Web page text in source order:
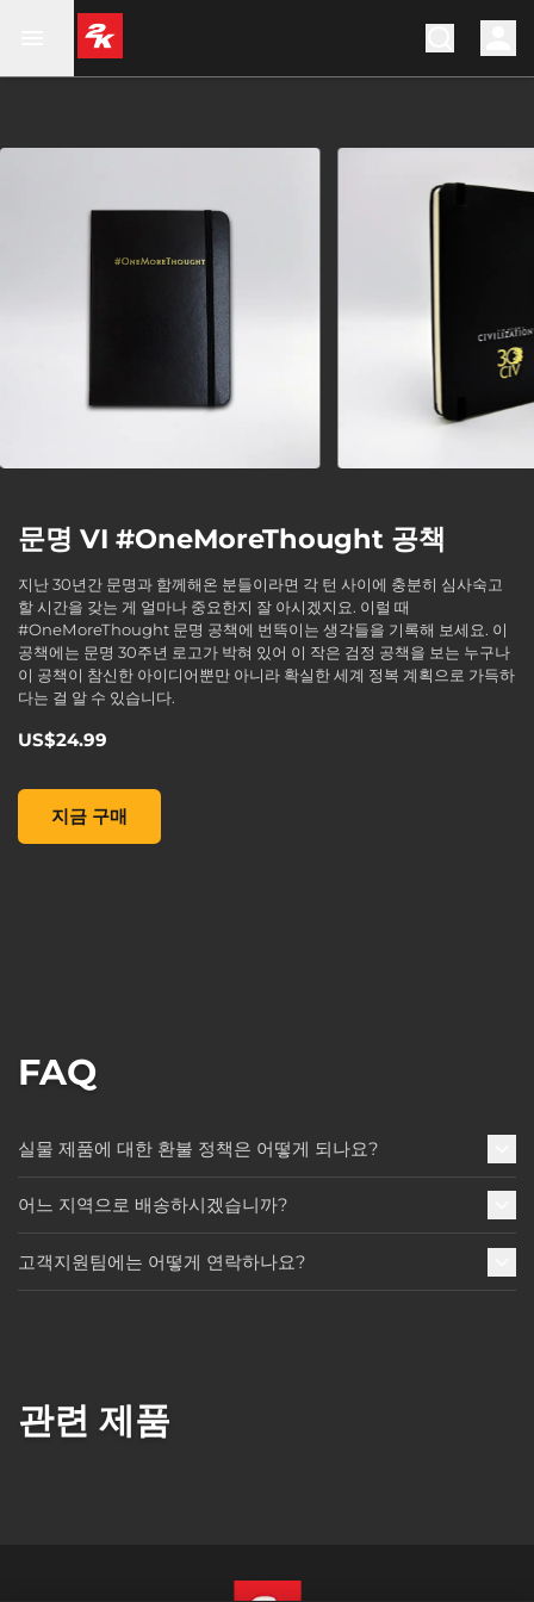
문명 VI #OneMoreThought 공책
지난 30년간 문명과 함께해온 분들이라면 각 턴 사이에 충분히 심사숙고
할 시간을 갖는 게 얼마나 중요한지 잘 아시겠지요. 이럴 때
#OneMoreThought 문명 공책에 번뜩이는 생각들을 기록해 보세요. 이
공책에는 문명 30주년 로고가 박혀 있어 이 작은 검정 공책을 보는 누구나
이 공책이 참신한 아이디어뿐만 아니라 확실한 세계 정복 계획으로 가득하
다는 걸 알 수 있습니다.
US$24.99
지금 구매
문명 VI #OneMoreThought 공책, , US$24.99
FAQ
실물 제품에 대한 환불 정책은 어떻게 되나요?
어느 지역으로 배송하시겠습니까?
고객지원팀에는 어떻게 연락하나요?
관련 제품